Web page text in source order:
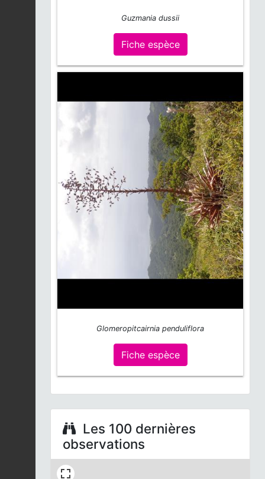
Guzmania dussii
Fiche espèce
Glomeropitcairnia penduliflora
Fiche espèce
Les 100 dernières
observations